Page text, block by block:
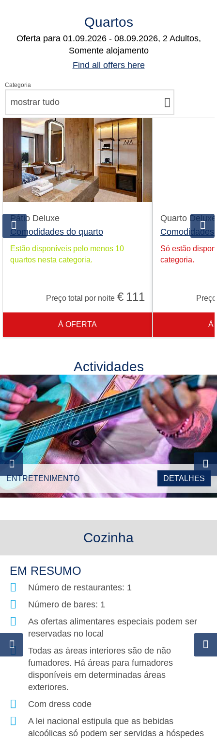
Quartos
Oferta para 01.09.2026 - 08.09.2026, 2 Adultos,
Somente alojamento
Find all offers here
Categoria
mostrar tudo
Pátio Deluxe
Comodidades do quarto
Estão disponíveis pelo menos 10
quartos nesta categoria.
Preço total por noite € 111
À OFERTA
Quarto Deluxe
Comodidades
Só estão
categoria.
À
Actividades
ENTRETENIMENTO DETALHES
Cozinha
EM RESUMO
Número de restaurantes: 1
Número de bares: 1
As ofertas alimentares especiais podem ser
reservadas no local
Todas as áreas interiores são de não
fumadores. Há áreas para fumadores
disponíveis em determinadas áreas
exteriores.
Com dress code
A lei nacional estipula que as bebidas
alcoólicas só podem ser servidas a hóspedes